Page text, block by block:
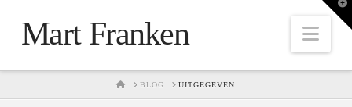
Mart Franken
HOMEBLOG UITGEGEVEN